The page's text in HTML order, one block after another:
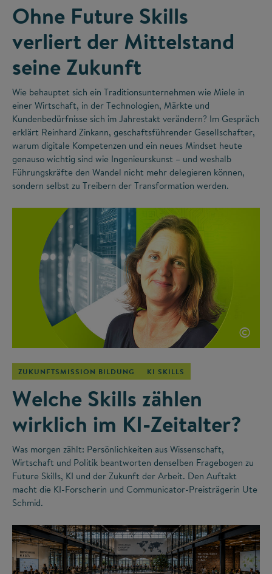
Ohne Future Skills
verliert der Mittelstand
seine Zukunft
Wie behauptet sich ein Traditionsunternehmen wie Miele in
einer Wirtschaft, in der Technologien, Märkte und
Kundenbedürfnisse sich im Jahrestakt verändern? Im Gespräch
erklärt Reinhard Zinkann, geschaftsführender Gesellschafter,
warum digitale Kompetenzen und ein neues Mindset heute
genauso wichtig sind wie Ingenieurskunst – und weshalb
Führungskräfte den Wandel nicht mehr delegieren können,
sondern selbst zu Treibern der Transformation werden.
©
ZUKUNFTSMISSION BILDUNG KI SKILLS
Welche Skills zählen
wirklich im KI-Zeitalter?
Was morgen zählt: Persönlichkeiten aus Wissenschaft,
Wirtschaft und Politik beantworten denselben Fragebogen zu
Future Skills, KI und der Zukunft der Arbeit. Den Auftakt
macht die KI-Forscherin und Communicator-Preisträgerin Ute
Schmid.